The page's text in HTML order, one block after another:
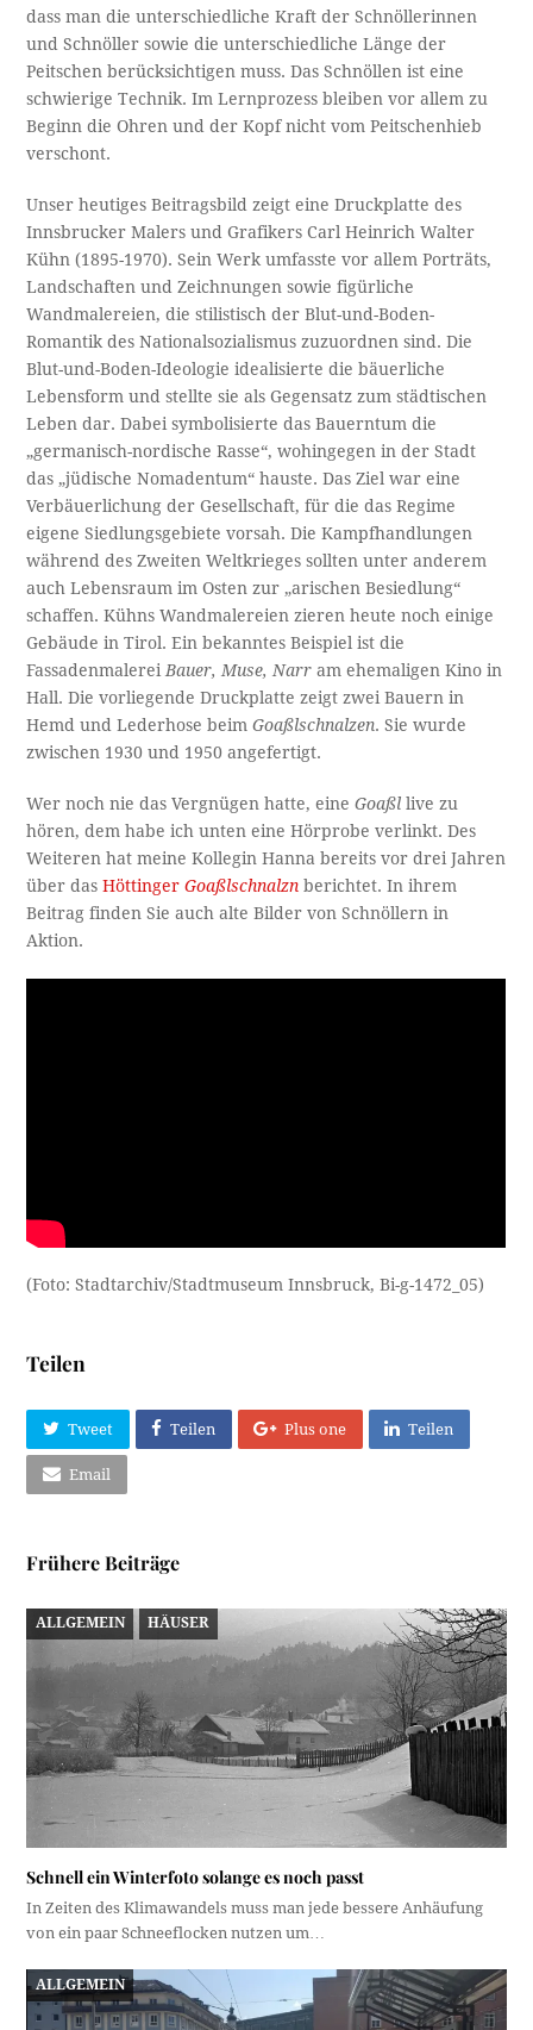
dass man die unterschiedliche Kraft der Schnöllerinnen
und Schnöller sowie die unterschiedliche Länge der
Peitschen berücksichtigen muss. Das Schnöllen ist eine
schwierige Technik. Im Lernprozess bleiben vor allem zu
Beginn die Ohren und der Kopf nicht vom Peitschenhieb
verschont.
Unser heutiges Beitragsbild zeigt eine Druckplatte des
Innsbrucker Malers und Grafikers Carl Heinrich Walter
Kühn (1895-1970). Sein Werk umfasste vor allem Porträts,
Landschaften und Zeichnungen sowie figürliche
Wandmalereien, die stilistisch der Blut-und-Boden-
Romantik des Nationalsozialismus zuzuordnen sind. Die
Blut-und-Boden-Ideologie idealisierte die bäuerliche
Lebensform und stellte sie als Gegensatz zum städtischen
Leben dar. Dabei symbolisierte das Bauerntum die
„germanisch-nordische Rasse“, wohingegen in der Stadt
das „jüdische Nomadentum“ hauste. Das Ziel war eine
Verbäuerlichung der Gesellschaft, für die das Regime
eigene Siedlungsgebiete vorsah. Die Kampfhandlungen
während des Zweiten Weltkrieges sollten unter anderem
auch Lebensraum im Osten zur „arischen Besiedlung“
schaffen. Kühns Wandmalereien zieren heute noch einige
Gebäude in Tirol. Ein bekanntes Beispiel ist die
Fassadenmalerei Bauer, Muse, Narram ehemaligen Kino in
Hall. Die vorliegende Druckplatte zeigt zwei Bauern in
Hemd und Lederhose beimGoaßlschnalzen. Sie wurde
zwischen 1930 und 1950 angefertigt.
Wer noch nie das Vergnügen hatte, eineGoaßl live zu
hören, dem habe ich unten eine Hörprobe verlinkt. Des
Weiteren hat meine Kollegin Hanna bereits vor drei Jahren
über dasHöttingerGoaßlschnalzn berichtet. In ihrem
Beitrag finden Sie auch alte Bilder von Schnöllern in
Aktion.
(Foto: Stadtarchiv/Stadtmuseum Innsbruck, Bi-g-1472_05)
Teilen
Tweet Teilen Plus one Teilen
Email
Frühere Beiträge
ALLGEMEIN HÄUSER
Schnell ein Winterfoto solange es noch passt
In Zeiten des Klimawandels muss man jede bessere Anhäufung
von ein paar Schneeflocken nutzen um…
ALLGEMEIN